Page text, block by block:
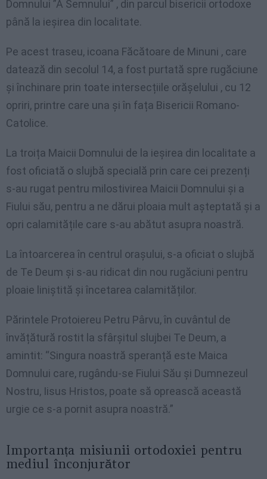
Domnului ”A Semnului” , din parcul bisericii ortodoxe
până la ieșirea din localitate.
Pe acest traseu, icoana Făcătoare de Minuni , care
datează din secolul 14, a fost purtată spre rugăciune
și închinare prin toate intersecțiile orășelului , cu 12
opriri, printre care una și în fața Bisericii Romano-
Catolice.
La troița Maicii Domnului de la ieșirea din localitate a
fost oficiată o slujbă specială prin care cei prezenți
s-au rugat pentru milostivirea Maicii Domnului și a
Fiului său, pentru a ne dărui ploaia mult așteptată și a
opri calamitățile care s-au abătut asupra noastră.
La întoarcerea în centrul orașului, s-a oficiat o slujbă
de Te Deum și s-au ridicat din nou rugăciuni pentru
ploaie liniștită și încetarea calamităților.
Părintele Protoiereu Petru Pârvu, în cuvântul de
învățătură rostit la sfârșitul slujbei Te Deum, a
amintit: “Singura noastră speranță este Maica
Domnului care, rugându-se Fiului Său și Dumnezeul
Nostru, Iisus Hristos, poate să oprească această
urgie ce s-a pornit asupra noastră.”
Importanța misiunii ortodoxiei pentru
mediul înconjurător